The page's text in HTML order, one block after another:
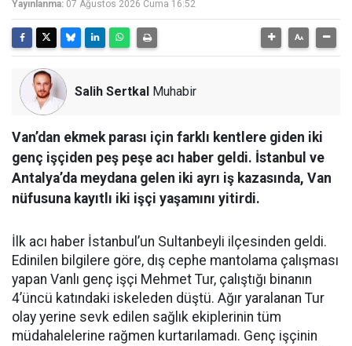
Yayınlanma: 07 Ağustos 2026 Cuma 16:52
Salih Sertkal Muhabir
Van’dan ekmek parası için farklı kentlere giden iki
genç işçiden peş peşe acı haber geldi. İstanbul ve
Antalya’da meydana gelen iki ayrı iş kazasında, Van
nüfusuna kayıtlı iki işçi yaşamını yitirdi.
İlk acı haber İstanbul’un Sultanbeyli ilçesinden geldi.
Edinilen bilgilere göre, dış cephe mantolama çalışması
yapan Vanlı genç işçi Mehmet Tur, çalıştığı binanın
4’üncü katındaki iskeleden düştü. Ağır yaralanan Tur
olay yerine sevk edilen sağlık ekiplerinin tüm
müdahalelerine rağmen kurtarılamadı. Genç işçinin